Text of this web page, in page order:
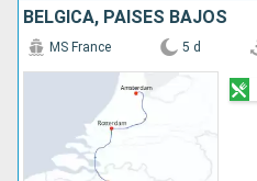
BÉLGICA, PAISES BAJOS
MS France 5 d